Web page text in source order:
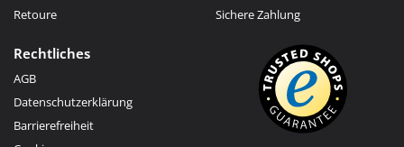
Retoure
Sichere Zahlung
Rechtliches
AGB
Datenschutzerklärung
Barrierefreiheit